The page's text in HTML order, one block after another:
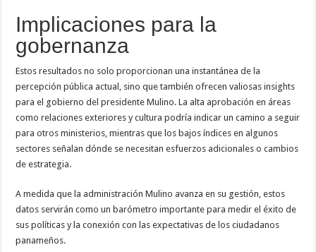
Implicaciones para la
gobernanza
Estos resultados no solo proporcionan una instantánea de la
percepción pública actual, sino que también ofrecen valiosas insights
para el gobierno del presidente Mulino. La alta aprobación en áreas
como relaciones exteriores y cultura podría indicar un camino a seguir
para otros ministerios, mientras que los bajos índices en algunos
sectores señalan dónde se necesitan esfuerzos adicionales o cambios
de estrategia.
A medida que la administración Mulino avanza en su gestión, estos
datos servirán como un barómetro importante para medir el éxito de
sus políticas y la conexión con las expectativas de los ciudadanos
panameños.